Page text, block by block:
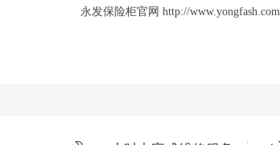
永发保险柜官网 http://www.yongfash.com